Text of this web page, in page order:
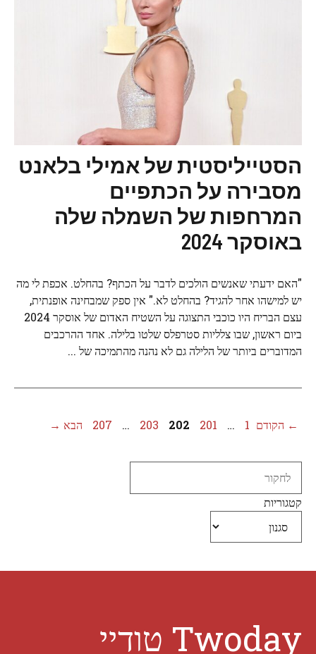
הסטייליסטית של אמילי בלאנט
מסבירה על הכתפיים
המרחפות של השמלה שלה
באוסקר 2024
"האם ידעתי שאנשים הולכים לדבר על הכתף? בהחלט. אכפת לי מה
יש למישהו אחר להגיד? בהחלט לא." אין ספק שמבחינה אופנתית,
עצם הבריח היו כוכבי התצוגה על השטיח האדום של אוסקר 2024
ביום ראשון, שבו צלליות סטרפלס שלטו בלילה. אחד ההרכבים
המדוברים ביותר של הלילה גם לא נהנה מהתמיכה של ...
← הקודם עמוד1
… עמוד
201 עמוד
202 עמוד
203
… עמוד
207 הבא →
קטגוריות
Twoday טודיי